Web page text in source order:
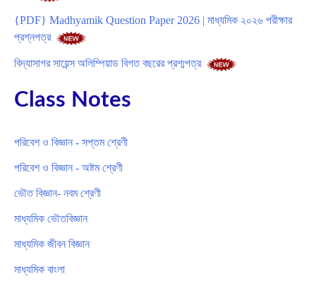
{PDF} Madhyamik Question Paper 2026 | মাধ্যমিক ২০২৬ পরীক্ষার
প্রশ্নপত্র
বিদ্যাসাগর সায়েন্স অলিম্পিয়াড বিগত বছরের প্রশ্মপত্র
Class Notes
পরিবেশ ও বিজ্ঞান - সপ্তম শ্রেণী
পরিবেশ ও বিজ্ঞান - অষ্টম শ্রেণী
ভৌত বিজ্ঞান- নবম শ্রেণী
মাধ্যমিক ভৌতবিজ্ঞান
মাধ্যমিক জীবন বিজ্ঞান
মাধ্যমিক বাংলা